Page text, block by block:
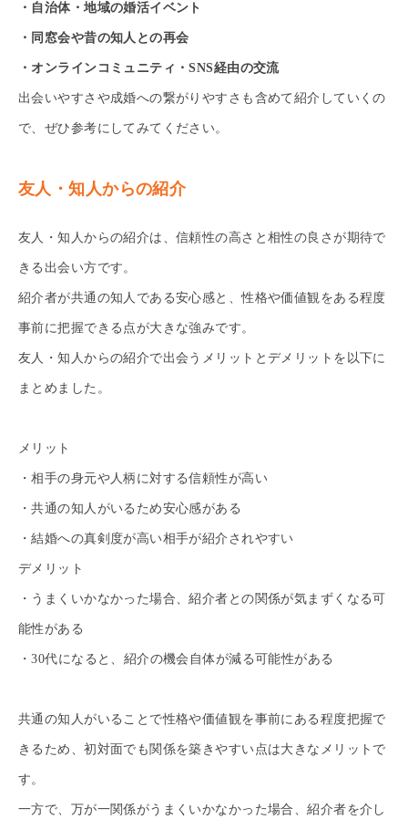
・自治体・地域の婚活イベント
・同窓会や昔の知人との再会
・オンラインコミュニティ・SNS経由の交流
出会いやすさや成婚への繋がりやすさも含めて紹介していくの
で、ぜひ参考にしてみてください。
友人・知人からの紹介
友人・知人からの紹介は、信頼性の高さと相性の良さが期待で
きる出会い方です。
紹介者が共通の知人である安心感と、性格や価値観をある程度
事前に把握できる点が大きな強みです。
友人・知人からの紹介で出会うメリットとデメリットを以下に
まとめました。
メリット
・相手の身元や人柄に対する信頼性が高い
・共通の知人がいるため安心感がある
・結婚への真剣度が高い相手が紹介されやすい
デメリット
・うまくいかなかった場合、紹介者との関係が気まずくなる可
能性がある
・30代になると、紹介の機会自体が減る可能性がある
共通の知人がいることで性格や価値観を事前にある程度把握で
きるため、初対面でも関係を築きやすい点は大きなメリットで
す。
一方で、万が一関係がうまくいかなかった場合、紹介者を介し